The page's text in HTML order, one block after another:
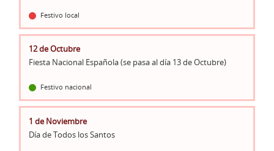
Festivo local
12 de Octubre
Fiesta Nacional Española (se pasa al día 13 de Octubre)
Festivo nacional
1 de Noviembre
Día de Todos los Santos